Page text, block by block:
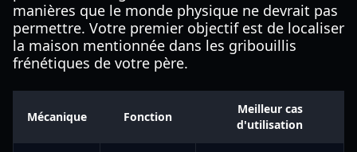
manières que le monde physique ne devrait pas
permettre. Votre premier objectif est de localiser
la maison mentionnée dans les gribouillis
frénétiques de votre père.
Mécanique Fonction
Meilleur cas
d'utilisation